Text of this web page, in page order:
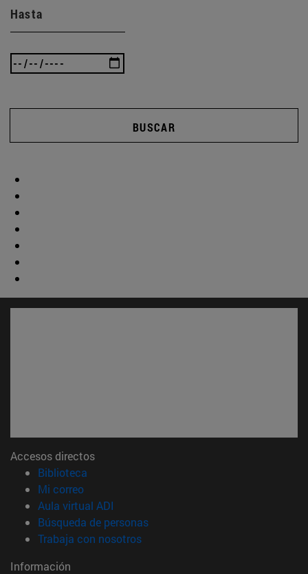
Hasta
BUSCAR
Accesos directos
Biblioteca
Mi correo(abre en nueva ventana)
Aula virtual ADI
Búsqueda de personas(abre en nueva ventana)
Trabaja con nosotros(abre en nueva ventana)
Información